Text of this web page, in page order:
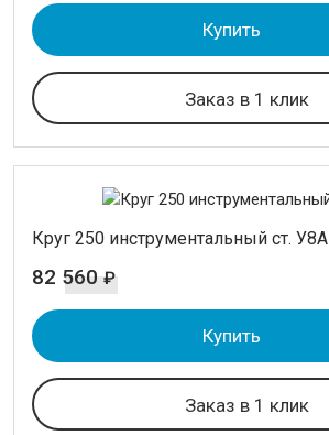
Купить
Заказ в 1 клик
Круг 250 инструментальный ст. У8А
82 560 ₽
Купить
Заказ в 1 клик